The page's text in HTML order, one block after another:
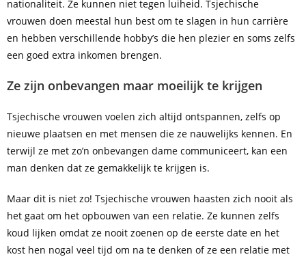
nationaliteit. Ze kunnen niet tegen luiheid. Tsjechische
vrouwen doen meestal hun best om te slagen in hun carrière
en hebben verschillende hobby’s die hen plezier en soms zelfs
een goed extra inkomen brengen.
Ze zijn onbevangen maar moeilijk te krijgen
Tsjechische vrouwen voelen zich altijd ontspannen, zelfs op
nieuwe plaatsen en met mensen die ze nauwelijks kennen. En
terwijl ze met zo’n onbevangen dame communiceert, kan een
man denken dat ze gemakkelijk te krijgen is.
Maar dit is niet zo! Tsjechische vrouwen haasten zich nooit als
het gaat om het opbouwen van een relatie. Ze kunnen zelfs
koud lijken omdat ze nooit zoenen op de eerste date en het
kost hen nogal veel tijd om na te denken of ze een relatie met